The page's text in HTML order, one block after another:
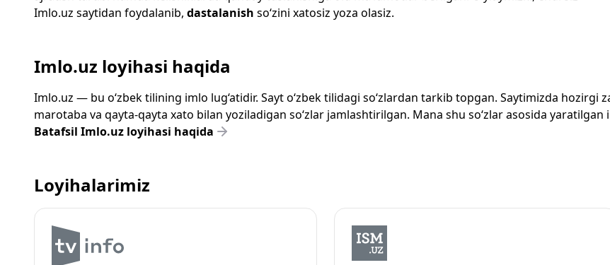
Imlo.uz saytidan foydalanib, dastalanish so‘zini xatosiz yoza olasiz.
Imlo.uz loyihasi haqida
Imlo.uz — bu o‘zbek tilining imlo lug‘atidir. Sayt o‘zbek tilidagi so‘zlardan tarkib topgan. Saytimizda hozirgi
marotaba va qayta-qayta xato bilan yoziladigan so‘zlar jamlashtirilgan. Mana shu so‘zlar asosida yaratilgan
Batafsil Imlo.uz loyihasi haqida
Loyihalarimiz